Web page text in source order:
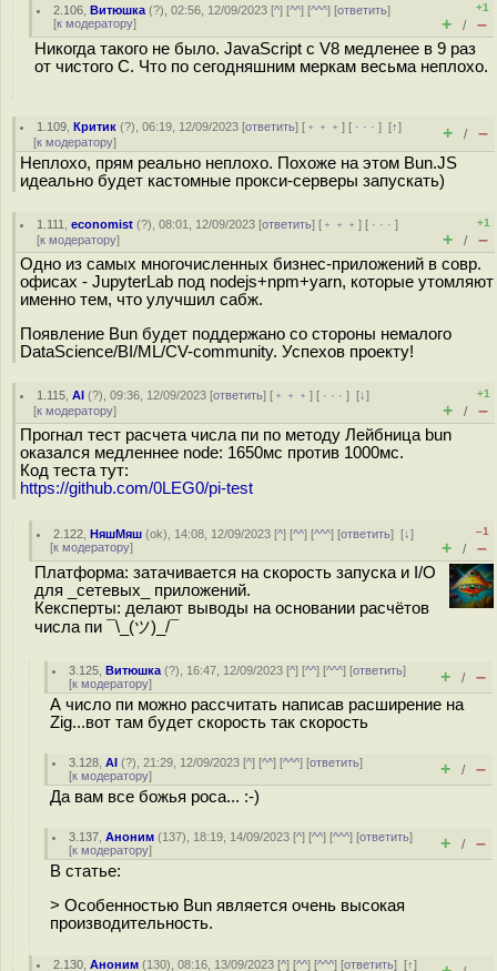
2.106 ,Витюшка (?), 02:56, 12/09/2023 [^] [^^] [^^^] [ответить]
[к модератору]
+1
+ / –
Никогда такого не было. JavaScript с V8 медленее в 9 раз
от чистого С. Что по сегодняшним меркам весьма неплохо.
1.109 ,Критик (?), 06:19, 12/09/2023 [ответить] [ ﹢﹢﹢] [ · · ·][↑]
[к модератору] + / –
Неплохо, прям реально неплохо. Похоже на этом Bun.JS
идеально будет кастомные прокси-серверы запускать)
1.111 ,economist (?), 08:01, 12/09/2023 [ответить] [ ﹢﹢﹢] [ · · ·]
[к модератору]
+1
+ / –
Одно из самых многочисленных бизнес-приложений в совр.
офисах - JupyterLab под nodejs+npm+yarn, которые утомляют
именно тем, что улучшил сабж.
Появление Bun будет поддержано со стороны немалого
DataScience/BI/ML/CV-community. Успехов проекту!
1.115 ,AI (?), 09:36, 12/09/2023 [ответить] [ ﹢﹢﹢] [ · · ·][↓]
[к модератору]
+1
+ / –
Прогнал тест расчета числа пи по методу Лейбница bun
оказался медленнее node: 1650мс против 1000мс.
Код теста тут:
https://github.com/0LEG0/pi-test
2.122 ,НяшМяш (ok), 14:08, 12/09/2023 [^] [^^] [^^^] [ответить][↓]
[к модератору]
–1
+ / –
Платформа: затачивается на скорость запуска и I/O
для _сетевых_ приложений.
Кексперты: делают выводы на основании расчётов
числа пи ¯\_(ツ)_/¯
3.125 ,Витюшка (?), 16:47, 12/09/2023 [^] [^^] [^^^] [ответить]
[к модератору] + / –
А число пи можно рассчитать написав расширение на
Zig...вот там будет скорость так скорость
3.128 ,AI (?), 21:29, 12/09/2023 [^] [^^] [^^^] [ответить]
[к модератору] + / –
Да вам все божья роса... :-)
3.137 ,Аноним (137), 18:19, 14/09/2023 [^] [^^] [^^^] [ответить]
[к модератору] + / –
В статье:
> Особенностью Bun является очень высокая
производительность.
2.130 ,Аноним (130), 08:16, 13/09/2023 [^] [^^] [^^^] [ответить][↑]